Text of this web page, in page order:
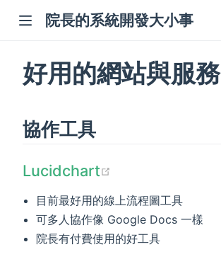
院長的系統開發大小事
好用的網站與服務
協作工具
Lucidchart
目前最好用的線上流程圖工具
可多人協作像 Google Docs 一樣
院長有付費使用的好工具